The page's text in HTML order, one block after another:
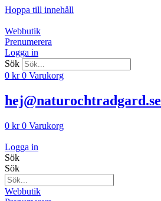
Hoppa till innehåll
Webbutik
Prenumerera
Logga in
Sök
0 kr 0 Varukorg
hej@naturochtradgard.se
0 kr 0 Varukorg
Logga in
Sök
Sök
Webbutik